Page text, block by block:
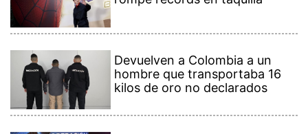
Devuelven a Colombia a un
hombre que transportaba 16
kilos de oro no declarados